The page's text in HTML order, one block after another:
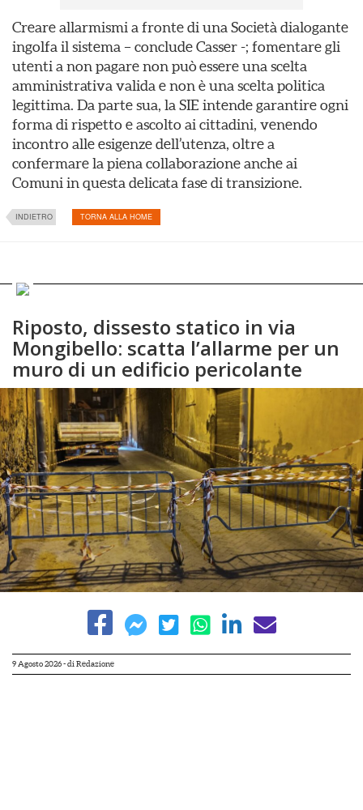
Creare allarmismi a fronte di una Società dialogante
ingolfa il sistema – conclude Casser -; fomentare gli
utenti a non pagare non può essere una scelta
amministrativa valida e non è una scelta politica
legittima. Da parte sua, la SIE intende garantire ogni
forma di rispetto e ascolto ai cittadini, venendo
incontro alle esigenze dell’utenza, oltre a
confermare la piena collaborazione anche ai
Comuni in questa delicata fase di transizione.
INDIETRO TORNA ALLA HOME
Riposto, dissesto statico in via
Mongibello: scatta l’allarme per un
muro di un edificio pericolante
9 Agosto 2026- di Redazione